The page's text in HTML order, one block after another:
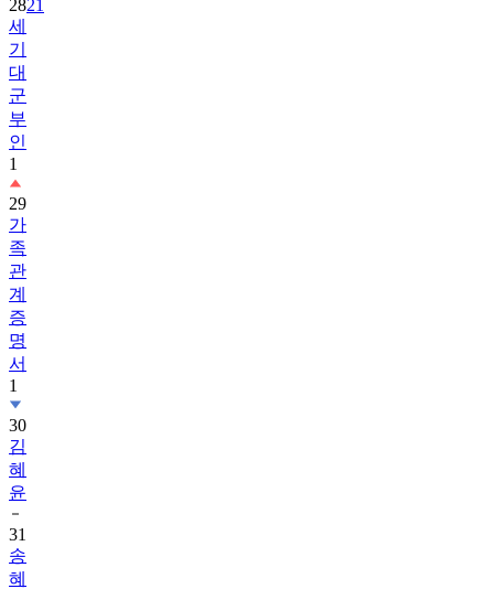
2821
세
기
대
군
부
인
1
29
가
족
관
계
증
명
서
1
30
김
혜
윤
31
송
혜